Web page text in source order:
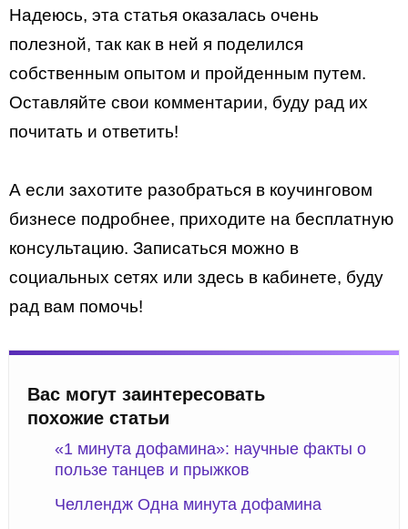
Надеюсь, эта статья оказалась очень
полезной, так как в ней я поделился
собственным опытом и пройденным путем.
Оставляйте свои комментарии, буду рад их
почитать и ответить!
А если захотите разобраться в коучинговом
бизнесе подробнее, приходите на бесплатную
консультацию. Записаться можно в
социальных сетях или здесь в кабинете, буду
рад вам помочь!
Вас могут заинтересовать
похожие статьи
«1 минута дофамина»: научные факты о
пользе танцев и прыжков
Челлендж Одна минута дофамина